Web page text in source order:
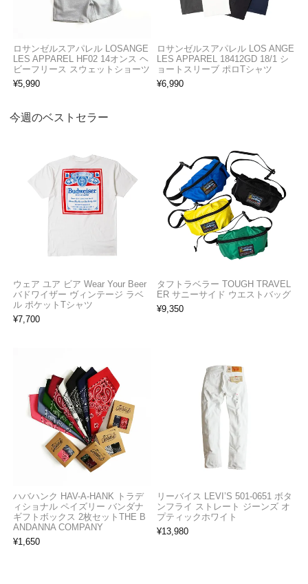
ロサンゼルスアパレル LOSANGE
LES APPAREL HF02 14オンス ヘ
ビーフリース スウェットショーツ
¥5,990
ロサンゼルスアパレル LOS ANGE
LES APPAREL 18412GD 18/1 シ
ョートスリーブ ポロTシャツ
¥6,990
今週のベストセラー
ウェア ユア ビア Wear Your Beer
バドワイザー ヴィンテージ ラベ
ル ポケットTシャツ
¥7,700
タフトラベラー TOUGH TRAVEL
ER サニーサイド ウエストバッグ
¥9,350
ハバハンク HAV-A-HANK トラデ
ィショナル ペイズリー バンダナ
ギフトボックス 2枚セットTHE B
ANDANNA COMPANY
¥1,650
リーバイス LEVI’S 501-0651 ボタ
ンフライ ストレート ジーンズ オ
プティックホワイト
¥13,980